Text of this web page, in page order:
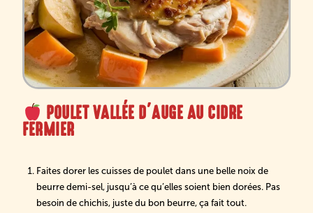
POULET VALLÉE D’AUGE AU CIDRE
FERMIER
Faites dorer les cuisses de poulet dans une belle noix de
beurre demi-sel, jusqu’à ce qu’elles soient bien dorées. Pas
besoin de chichis, juste du bon beurre, ça fait tout.